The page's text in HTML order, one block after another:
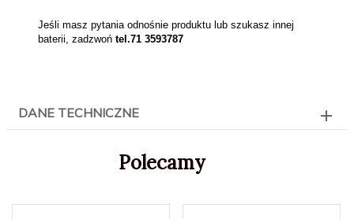
Jeśli masz pytania odnośnie produktu lub szukasz innej
baterii, zadzwoń tel.71 3593787
DANE TECHNICZNE
Polecamy